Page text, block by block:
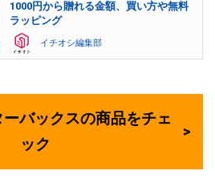
1000円から贈れる金額、買い方や無料
ラッピング
イチオシ編集部
バックスの商品をチェ
ック